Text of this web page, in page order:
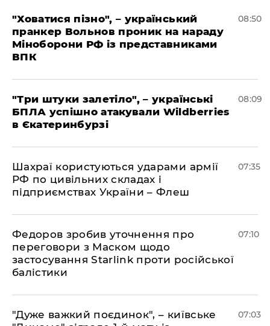
"Ховатися пізно", – український
пранкер Вольнов проник на нараду
Міноборони РФ із представниками
ВПК
08:50
"Три штуки залетіло", – українські
БПЛА успішно атакували Wildberries
в Єкатеринбурзі
08:09
Шахраї користуються ударами армії
РФ по цивільних складах і
підприємствах України – Флеш
07:35
Федоров зробив уточнення про
переговори з Маском щодо
застосування Starlink проти російської
балістики
07:10
"Дуже важкий поєдинок", – київське
07:03